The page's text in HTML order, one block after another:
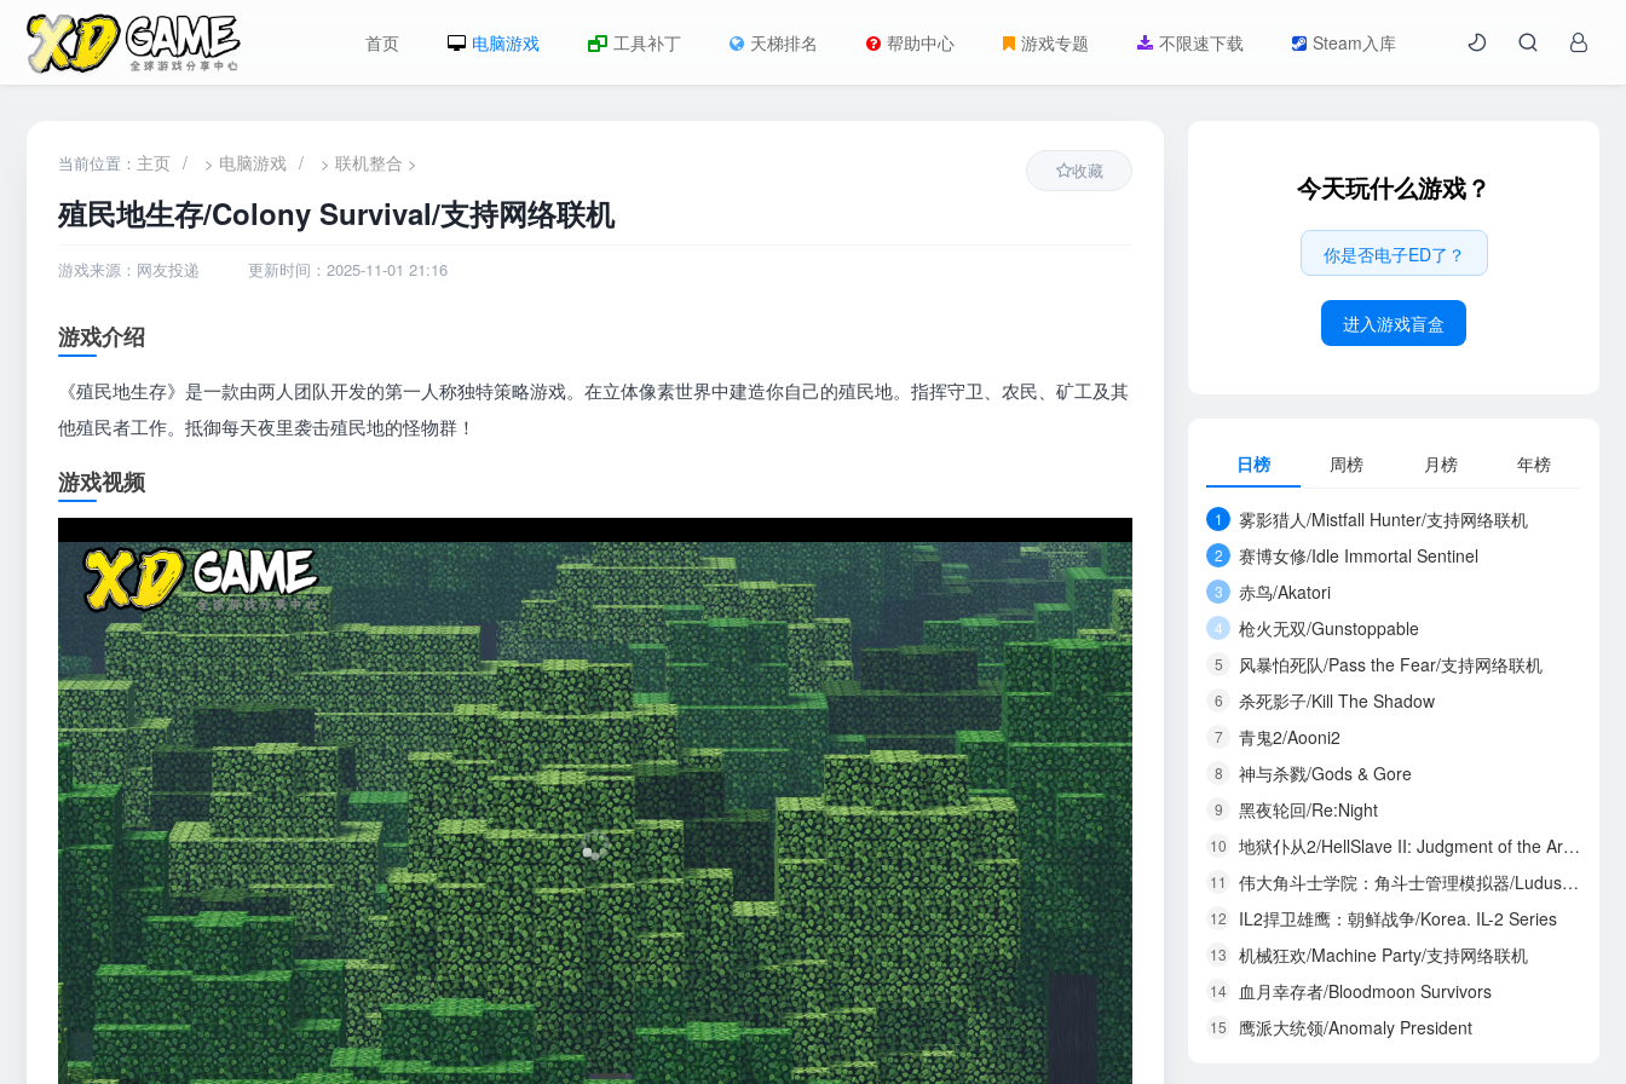
首页 电脑游戏 工具补丁 天梯排名 帮助中心 游戏专题 不限速下载 Steam入库
当前位置： 主页 / > 电脑游戏 / > 联机整合 >
殖民地生存/Colony Survival/支持网络联机
游戏来源：网友投递 更新时间：2025-11-01 21:16
收藏
游戏介绍
《殖民地生存》是一款由两人团队开发的第一人称独特策略游戏。在立体像素世界中建造你自己的殖民地。指挥守卫、农民、矿工及其
他殖民者工作。抵御每天夜里袭击殖民地的怪物群！
游戏视频
今天玩什么游戏？
你是否电子ED了？
进入游戏盲盒
日榜 周榜 月榜 年榜
1 雾影猎人/Mistfall Hunter/支持网络联机
2 赛博女修/Idle Immortal Sentinel
3 赤鸟/Akatori
4 枪火无双/Gunstoppable
5 风暴怕死队/Pass the Fear/支持网络联机
6 杀死影子/Kill The Shadow
7 青鬼2/Aooni2
8 神与杀戮/Gods & Gore
9 黑夜轮回/Re:Night
10 地狱仆从2/HellSlave II: Judgment of the Archon
11 伟大角斗士学院：角斗士管理模拟器/Ludus Magnatus: Gladiator Manager Simulator
12 IL2捍卫雄鹰：朝鲜战争/Korea. IL-2 Series
13 机械狂欢/Machine Party/支持网络联机
14 血月幸存者/Bloodmoon Survivors
15 鹰派大统领/Anomaly President